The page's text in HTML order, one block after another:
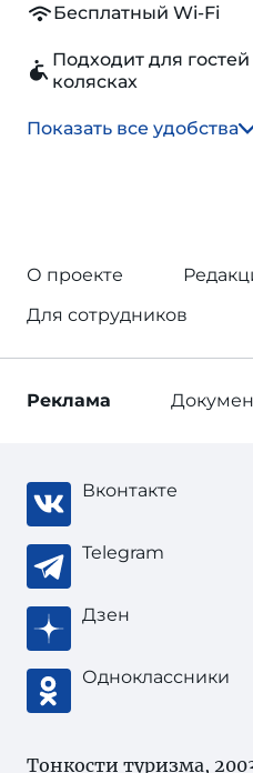
Бесплатный Wi-Fi
Подходит для
колясках
Показать все удобства
О проекте
Для сотрудников
Реклама
Вконтакте
Telegram
Дзен
Одноклассники
Тонкости туризма,